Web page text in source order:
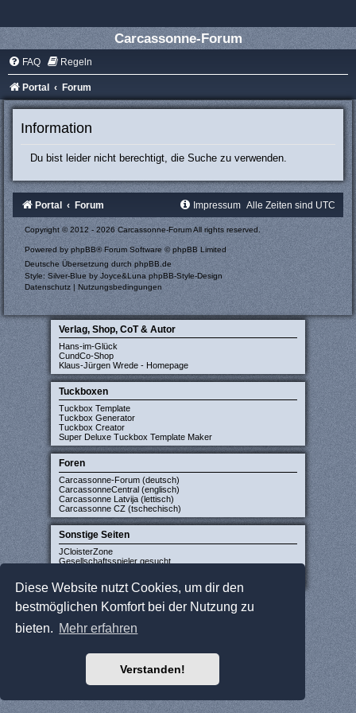
Diese Website nutzt Cookies, um dir den
bestmöglichen Komfort bei der Nutzung zu
bieten. Mehr erfahren
Verstanden!
Carcassonne-Forum
FAQ Regeln
Portal Forum
Information
Du bist leider nicht berechtigt, die Suche zu verwenden.
Portal Forum Alle Zeiten sind UTC
Impressum
Copyright © 2012 - 2026 Carcassonne-Forum All rights reserved.
Powered by phpBB® Forum Software © phpBB Limited
Deutsche Übersetzung durch phpBB.de
Style: Silver-Blue by Joyce&LunaphpBB-Style-Design
Datenschutz | Nutzungsbedingungen
Verlag, Shop, CoT & Autor
Hans-im-Glück
CundCo-Shop
Klaus-Jürgen Wrede - Homepage
Tuckboxen
Tuckbox Template
Tuckbox Generator
Tuckbox Creator
Super Deluxe Tuckbox Template Maker
Foren
Carcassonne-Forum (deutsch)
CarcassonneCentral (englisch)
Carcassonne Latvija (lettisch)
Carcassonne CZ (tschechisch)
Sonstige Seiten
JCloisterZone
Gesellschaftsspieler gesucht